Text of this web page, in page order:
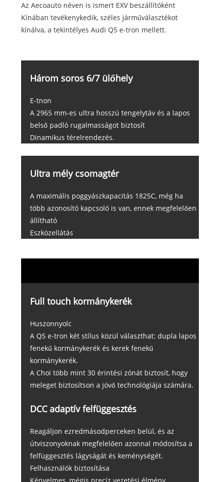
Az Aecoauto néven is ismert EXV beszállítóként
Kínában tevékenykedik, széles járműválasztékot
kínálva, a tekintélyes Audi Q5 e-tron mellett.
Három soros 6/7 ülőhely
E-tnon
A 2965 mm-es ultra hosszú tengelytáv és a lapos
belső padló rugalmasságot biztosít
Dinamikus térelrendezés.
Ultra mély csomagtér
A maximális poggyászkapacitás 1825C, még ha
több azonosító kapcsoló is van, ennek megfelelően
állítható
Eszközellátás
Full touch kormánykerék
Huszonnyolc
A Q5 e-tron két stílus közül választhat: dupla lapos
fenekű kormánykerék és kerek fenekű
kormánykerék.
A Choi több mint 30 érintési zónát biztosít, hogy
meleget biztosítson a jövő technológiája számára.
DCC adaptív felfüggesztés
Reagáljon ezredmásodperceken belül, és az
útviszonyoknak megfelelően azonnal módosítsa a
felfüggesztés lágyságát és keménységét.
Felhasználók biztosítása
Kényelmes, mégis precíz vezetési élmény.